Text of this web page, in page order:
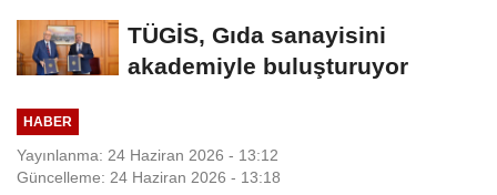
TÜGİS, Gıda sanayisini
akademiyle buluşturuyor
HABER
Yayınlanma: 24 Haziran 2026 - 13:12
Güncelleme: 24 Haziran 2026 - 13:18